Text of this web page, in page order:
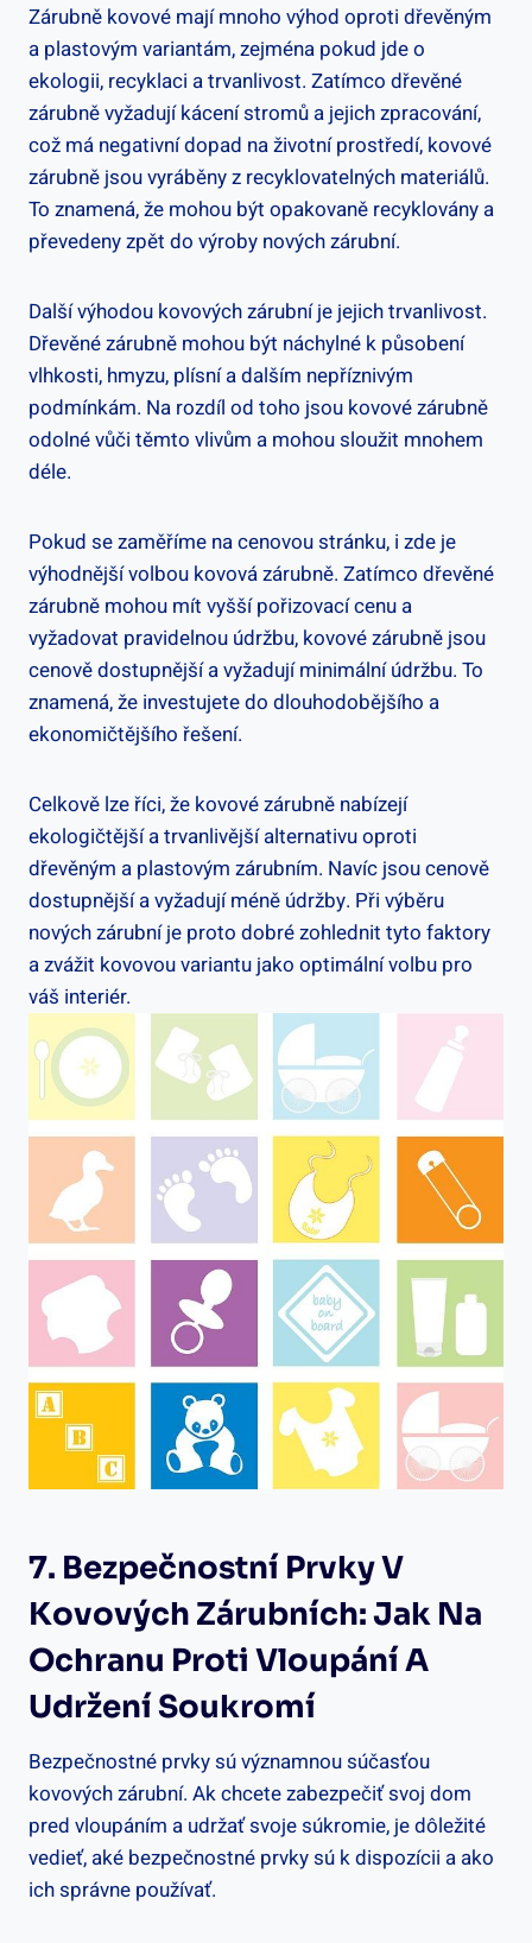
Zárubně kovové mají mnoho výhod oproti dřevěným
a plastovým variantám, zejména pokud jde o
ekologii, recyklaci a trvanlivost. Zatímco dřevěné
zárubně vyžadují kácení stromů a jejich zpracování,
což má negativní dopad na životní prostředí, kovové
zárubně jsou vyráběny z recyklovatelných materiálů.
To znamená, že mohou být opakovaně recyklovány a
převedeny zpět do výroby nových zárubní.
Další výhodou kovových zárubní je jejich trvanlivost.
Dřevěné zárubně mohou být náchylné k působení
vlhkosti, hmyzu, plísní a dalším nepříznivým
podmínkám. Na rozdíl od toho jsou kovové zárubně
odolné vůči těmto vlivům a mohou sloužit mnohem
déle.
Pokud se zaměříme na cenovou stránku, i zde je
výhodnější volbou kovová zárubně. Zatímco dřevěné
zárubně mohou mít vyšší pořizovací cenu a
vyžadovat pravidelnou údržbu, kovové zárubně jsou
cenově dostupnější a vyžadují minimální údržbu. To
znamená, že investujete do dlouhodobějšího a
ekonomičtějšího řešení.
Celkově lze říci, že kovové zárubně nabízejí
ekologičtější a trvanlivější alternativu oproti
dřevěným a plastovým zárubním. Navíc jsou cenově
dostupnější a vyžadují méně údržby. Při výběru
nových zárubní je proto dobré zohlednit tyto faktory
a zvážit kovovou variantu jako optimální volbu pro
váš interiér.
7. Bezpečnostní Prvky V
Kovových Zárubních: Jak Na
Ochranu Proti Vloupání A
Udržení Soukromí
Bezpečnostné prvky sú významnou súčasťou
kovových zárubní. Ak chcete zabezpečiť svoj dom
pred vloupáním a udržať svoje súkromie, je dôležité
vedieť, aké bezpečnostné prvky sú k dispozícii a ako
ich správne používať.